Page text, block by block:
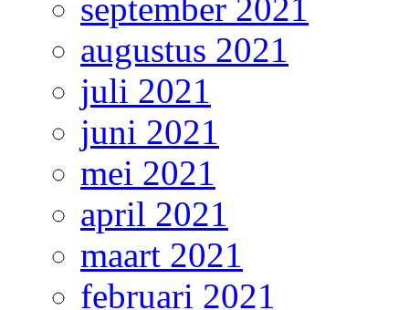
september 2021
augustus 2021
juli 2021
juni 2021
mei 2021
april 2021
maart 2021
februari 2021